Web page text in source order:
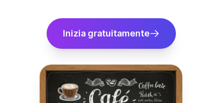
Inizia gratuitamente